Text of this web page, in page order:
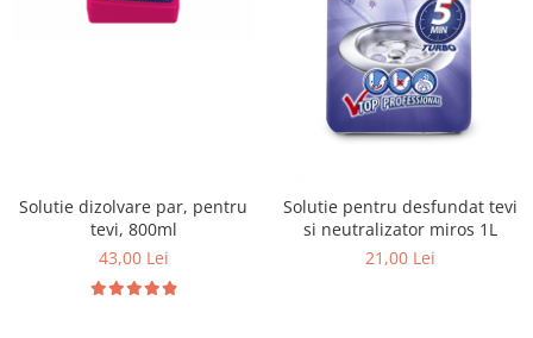
Solutie dizolvare par, pentru
tevi, 800ml
43,00 Lei
Solutie pentru desfundat tevi
si neutralizator miros 1L
21,00 Lei